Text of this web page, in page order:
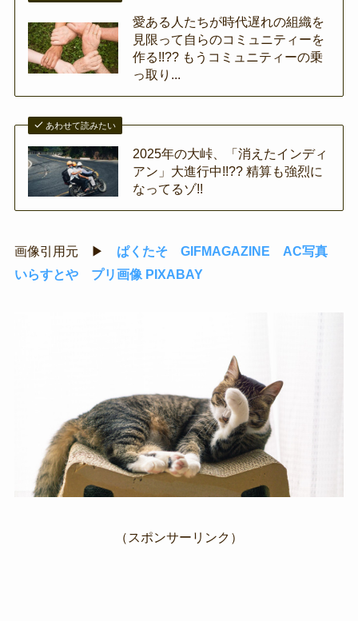
愛ある人たちが時代遅れの組織を
見限って自らのコミュニティーを
作る!!?? もうコミュニティーの乗
っ取り...
あわせて読みたい
2025年の大峠、「消えたインディ
アン」大進行中!!?? 精算も強烈に
なってるゾ!!
画像引用元 ▶ ぱくたそ GIFMAGAZINE
AC写真
いらすとや
プリ画像 PIXABAY
（スポンサーリンク）